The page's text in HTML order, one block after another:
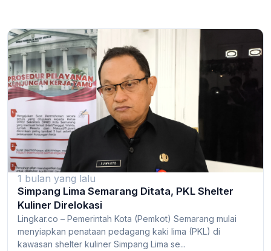
1 bulan yang lalu
Simpang Lima Semarang Ditata, PKL Shelter
Kuliner Direlokasi
Lingkar.co – Pemerintah Kota (Pemkot) Semarang mulai
menyiapkan penataan pedagang kaki lima (PKL) di
kawasan shelter kuliner Simpang Lima se...